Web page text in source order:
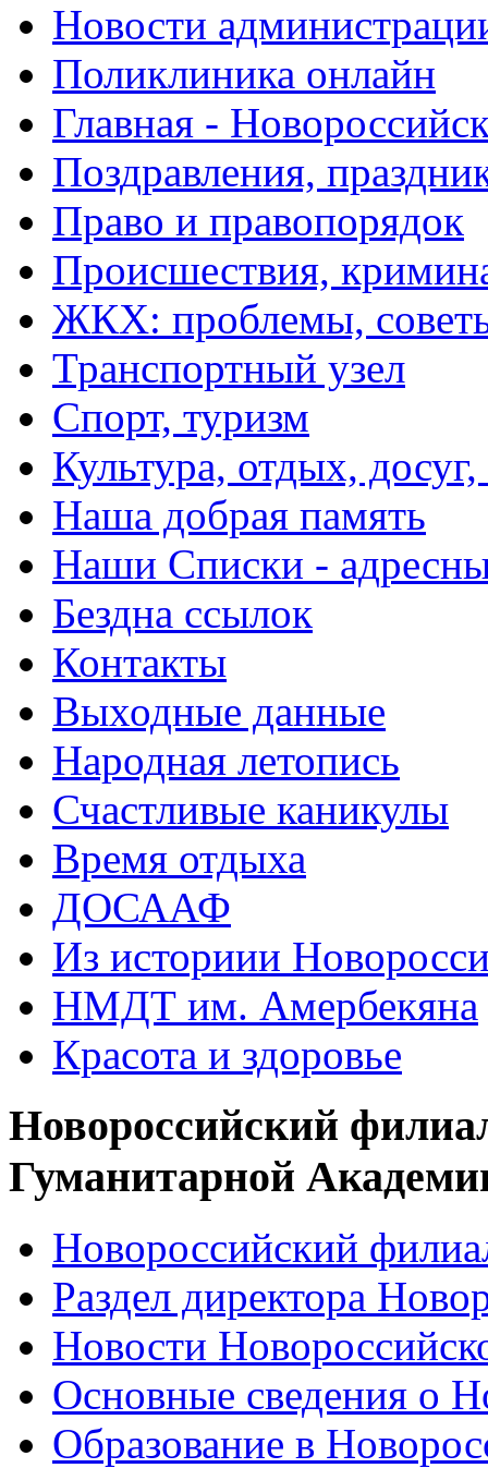
Новости
Поликлиника онлайн
Главная -
Поздравления,
Право и правопорядок
Происшествия,
ЖКХ: проблемы,
Транспортный узел
Спорт, туризм
Культура, отдых,
Наша добрая память
Наши Списки -
Бездна ссылок
Контакты
Выходные данные
Народная летопись
Счастливые каникулы
Время отдыха
ДОСААФ
Из историии
НМДТ им. Амербекяна
Красота и здоровье
Новороссийский
Гуманитарной
Новороссийский
Раздел директора
Новости
Основные сведения о
Образование в